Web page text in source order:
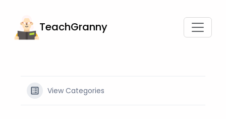
TeachGranny
View Categories